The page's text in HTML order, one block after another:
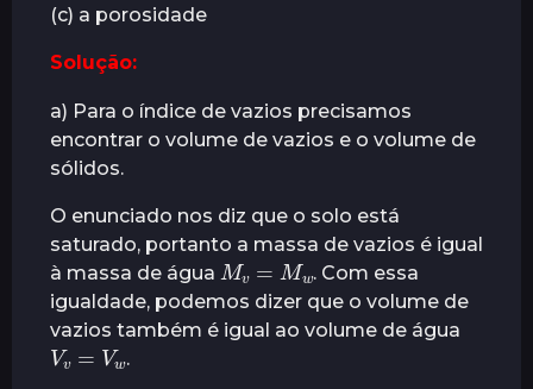
(c) a porosidade
Solução:
a) Para o índice de vazios precisamos
encontrar o volume de vazios e o volume de
sólidos.
O enunciado nos diz que o solo está
saturado, portanto a massa de vazios é igual
à massa de água
Mv= Mw
. Com essa
igualdade, podemos dizer que o volume de
vazios também é igual ao volume de água
Vv=V
w
.